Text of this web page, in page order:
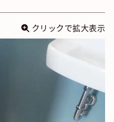
クリックで拡大表示